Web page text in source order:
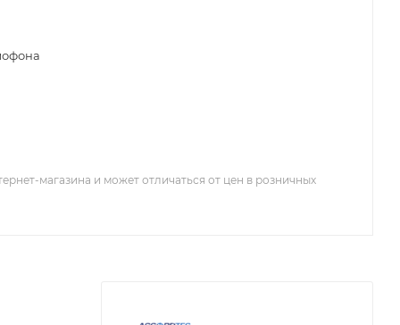
магазина и может отличаться от цен в розничных